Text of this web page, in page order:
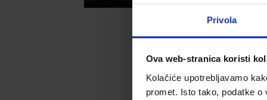
Privola
Ova web-stranica koristi
Kolačiće upotrebljavamo
promet. Isto tako, podatke